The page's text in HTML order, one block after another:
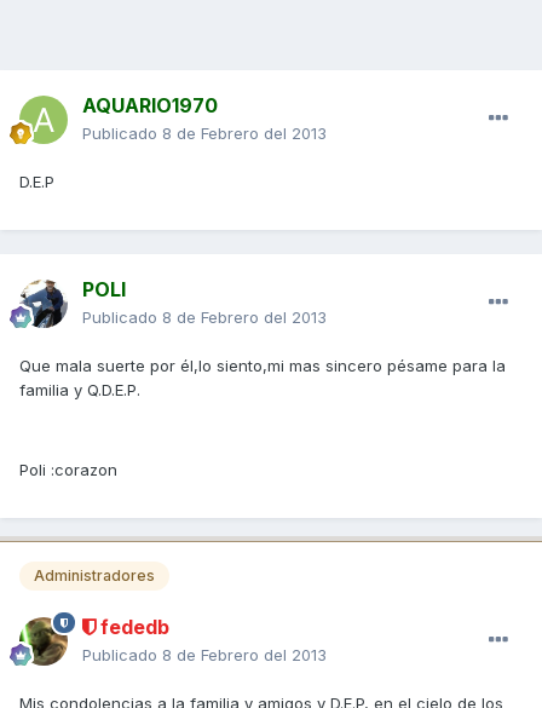
AQUARIO1970
Publicado 8 de Febrero del 2013
D.E.P
POLI
Publicado 8 de Febrero del 2013
Que mala suerte por él,lo siento,mi mas sincero pésame para la
familia y Q.D.E.P.
Poli :corazon
Administradores
fededb
Publicado 8 de Febrero del 2013
Mis condolencias a la familia y amigos y D.E.P, en el cielo de los